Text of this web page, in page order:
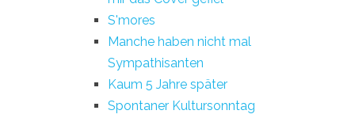
S'mores
Manche haben nicht mal
Sympathisanten
Kaum 5 Jahre später
Spontaner Kultursonntag